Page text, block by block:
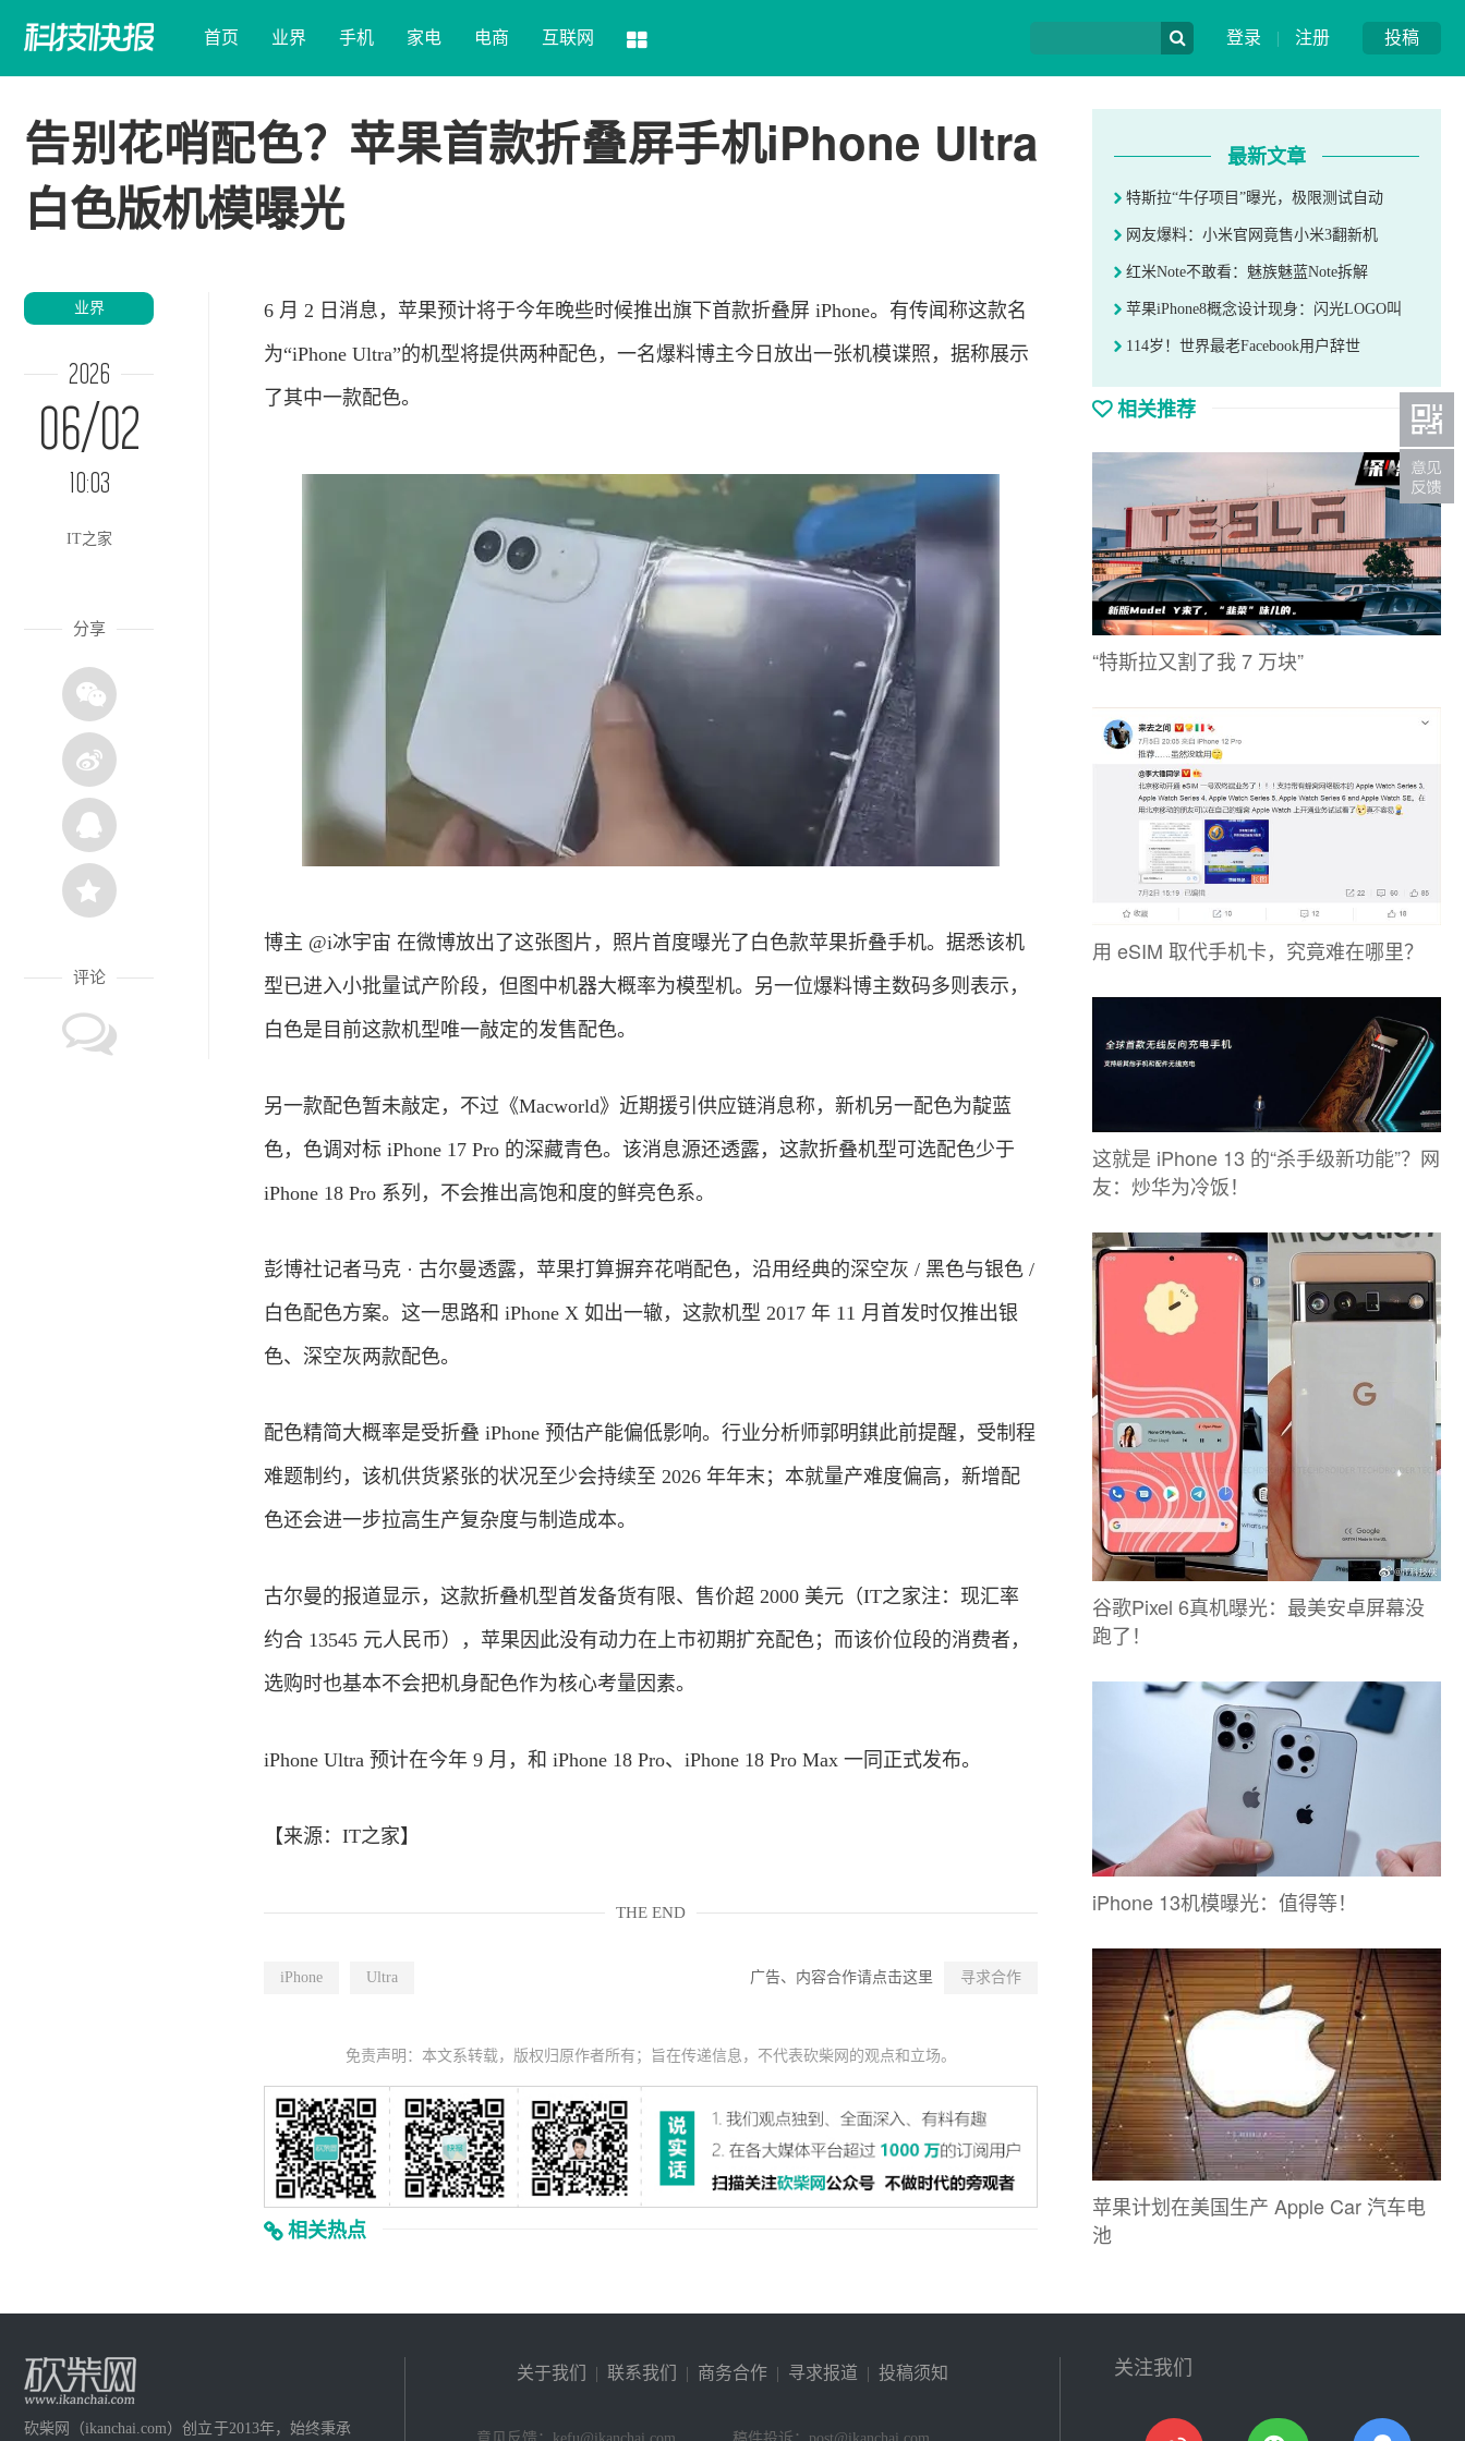
投稿
登录 | 注册
首页 业界 手机 家电 电商 互联网
告别花哨配色？苹果首款折叠屏手机iPhone Ultra
白色版机模曝光
业界
2026
06/02
10:03
IT之家
分享
评论
6 月 2 日消息， 苹果预计将于今年晚些时候推出旗下首款折叠屏 iPhone。有传闻称这款名
为“iPhone Ultra”的机型将提供两种配色，一名爆料博主今日放出一张机模谍照，据称展示
了其中一款配色。
博主 @i冰宇宙 在微博放出了这张图片，照片首度曝光了白色款苹果折叠手机。据悉该机
型已进入小批量试产阶段，但图中机器大概率为模型机。另一位爆料博主数码多则表示，
白色是目前这款机型唯一敲定的发售配色。
另一款配色暂未敲定，不过《Macworld》近期援引供应链消息称，新机另一配色为靛蓝
色，色调对标 iPhone 17 Pro 的深藏青色。该消息源还透露，这款折叠机型可选配色少于
iPhone 18 Pro 系列，不会推出高饱和度的鲜亮色系。
彭博社记者马克 · 古尔曼透露，苹果打算摒弃花哨配色，沿用经典的深空灰 / 黑色与银色 /
白色配色方案。这一思路和 iPhone X 如出一辙，这款机型 2017 年 11 月首发时仅推出银
色、深空灰两款配色。
配色精简大概率是受折叠 iPhone 预估产能偏低影响。行业分析师郭明錤此前提醒，受制程
难题制约，该机供货紧张的状况至少会持续至 2026 年年末；本就量产难度偏高，新增配
色还会进一步拉高生产复杂度与制造成本。
古尔曼的报道显示，这款折叠机型首发备货有限、售价超 2000 美元（IT之家注：现汇率
约合 13545 元人民币），苹果因此没有动力在上市初期扩充配色；而该价位段的消费者，
选购时也基本不会把机身配色作为核心考量因素。
iPhone Ultra 预计在今年 9 月，和 iPhone 18 Pro、iPhone 18 Pro Max 一同正式发布。
【来源： IT之家】
THE END
广告、内容合作请点击这里 寻求合作
iPhone Ultra
免责声明：本文系转载，版权归原作者所有；旨在传递信息，不代表砍柴网的观点和立场。
相关热点
最新文章
特斯拉“牛仔项目”曝光，极限测试自动
网友爆料：小米官网竟售小米3翻新机
红米Note不敢看：魅族魅蓝Note拆解
苹果iPhone8概念设计现身：闪光LOGO叫
114岁！世界最老Facebook用户辞世
相关推荐
“特斯拉又割了我 7 万块”
用 eSIM 取代手机卡，究竟难在哪里？
这就是 iPhone 13 的“杀手级新功能”？网
友：炒华为冷饭！
谷歌Pixel 6真机曝光：最美安卓屏幕没
跑了！
iPhone 13机模曝光：值得等！
苹果计划在美国生产 Apple Car 汽车电
池
砍柴网（ikanchai.com）创立于2013年，始终秉承
关于我们 | 联系我们 | 商务合作 | 寻求报道 | 投稿须知 关注我们